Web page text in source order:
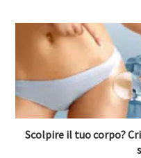
Scolpire il tuo corpo?